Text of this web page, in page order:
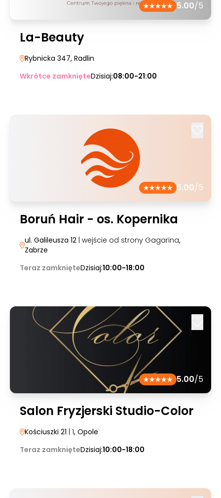
5.00/5
La-Beauty
Rybnicka 347, Radlin
Wkrótce zamknięteDzisiaj:08:00-21:00
5.00/5
Boruń Hair - os. Kopernika
ul. Galileusza 12| wejście od strony Gagarina,
Zabrze
Teraz zamknięteDzisiaj:10:00-18:00
5.00/5
Salon Fryzjerski Studio-Color
Kościuszki 21 | 1, Opole
Teraz zamknięteDzisiaj:10:00-18:00